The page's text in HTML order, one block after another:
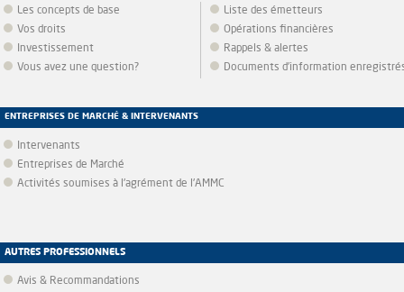
Les concepts de base
Vos droits
Investissement
Vous avez une question?
Liste des émetteurs
Opérations financières
Rappels & alertes
Documents d’information
ENTREPRISES DE MARCHÉ & INTERVENANTS
Intervenants
Entreprises de Marché
Activités soumises à l'agrément de l'AMMC
AUTRES PROFESSIONNELS
Avis & Recommandations